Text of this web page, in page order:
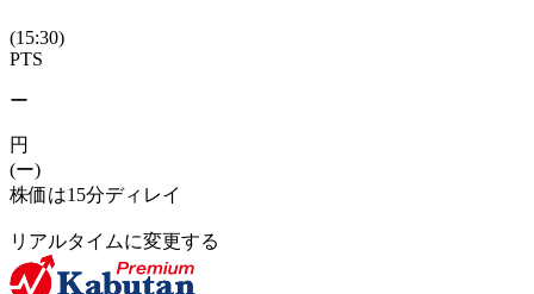
(15:30)
PTS
ー
円
(ー)
株価は15分ディレイ
リアルタイムに変更する